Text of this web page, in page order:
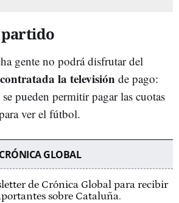
partido
gente no podrá disfrutar del
contratada la televisión de pago:
pueden permitir pagar las cuotas
ver el fútbol.
GLOBAL
de Crónica Global para recibir
sobre Cataluña.